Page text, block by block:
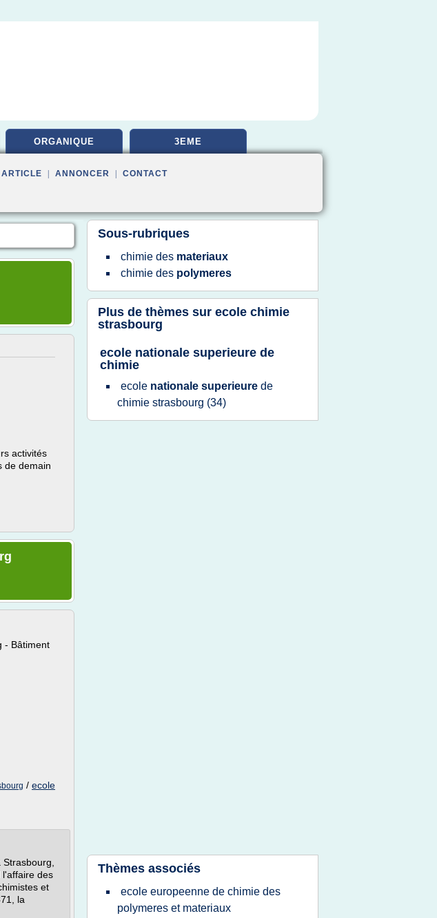
ORGANIQUE 3EME
ANNONCER CONTACT
activités
de demain
- Bâtiment
/ ecole
l'affaire des
et
la
Sous-rubriques
chimie des materiaux
chimie des polymeres
Plus de thèmes sur ecole chimie
strasbourg
ecole nationale superieure de
chimie
ecole nationale superieure de
chimie strasbourg (34)
Thèmes associés
ecole europeenne de chimie des
polymeres et materiaux